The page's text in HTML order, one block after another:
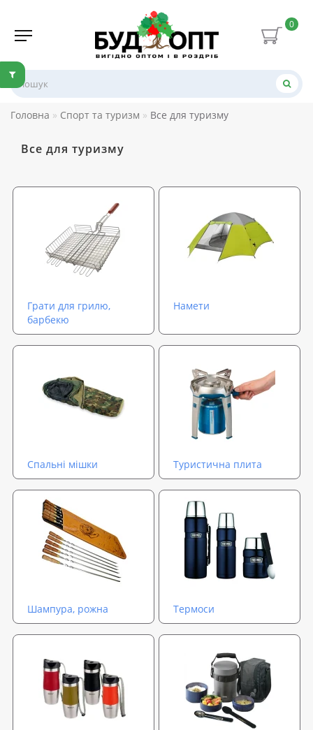
0
Головна Спорт та туризм Все для туризму
Все для туризму
Грати для грилю,
барбекю
Намети
Спальні мішки Туристична плита
Шампура, рожна Термоси